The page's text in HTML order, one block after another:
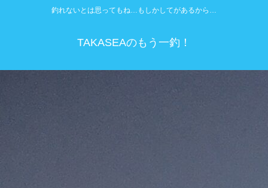
釣れないとは思ってもね…もしかしてがあるから…
TAKASEAのもう一釣！